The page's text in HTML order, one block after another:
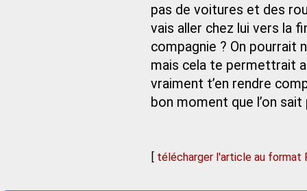
pas de voitures et des
vais aller chez lui vers la
compagnie ? On pourrait
mais cela te permettrait
vraiment t’en rendre
bon moment que l’on sait
[ télécharger l'article au format